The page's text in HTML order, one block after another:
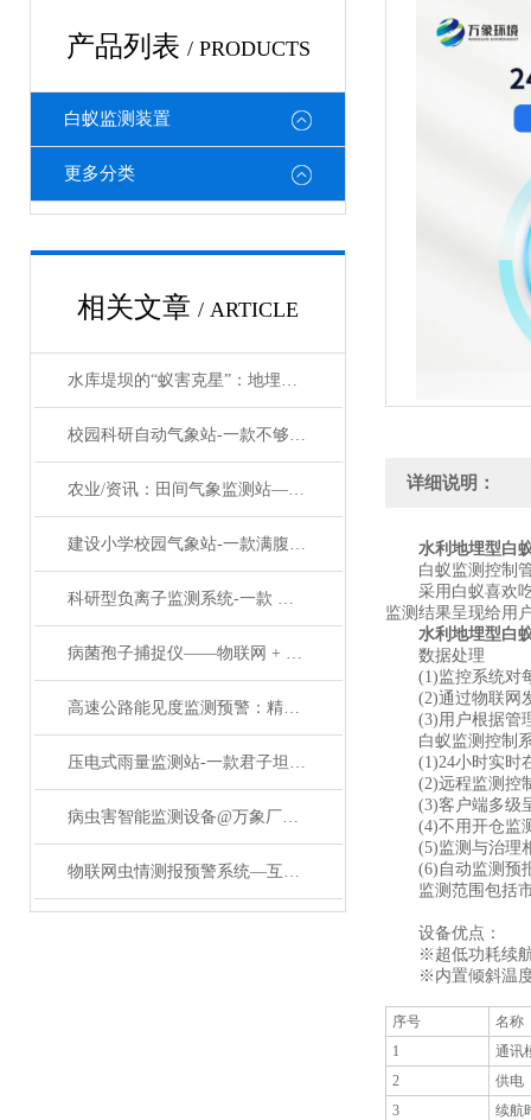
产品列表 / PRODUCTS
白蚁监测装置
更多分类
相关文章 / ARTICLE
水库堤坝的“蚁害克星”：地埋型白蚁监测设备
校园科研自动气象站-一款不够卖的校园气象站常用的仪器#2023已更新
农业/资讯：田间气象监测站——小型气象环境监测站#2024(万象推送)
建设小学校园气象站-一款满腹经纶的学校教学气象站设备#2023已更新
科研型负离子监测系统-一款 时光荏苒的负氧离子监测系统#2022已更新
病菌孢子捕捉仪——物联网 + 孢子捕捉分析系统：打造农业病害监测闭环
高速公路能见度监测预警：精准识别，守护路网通行安全
压电式雨量监测站-一款君子坦荡荡的雨量监测系统#2023已更新
病虫害智能监测设备@万象厂家发布价格表#沙尘资讯
物联网虫情测报预警系统—互联万物，智控虫情：林业虫情监测系统的使命担当
详细说明：
水利地埋型白
白蚁监测控制管
采用白蚁喜欢吃
监测结果呈现给用
水利地埋型白
数据处理
(1)监控系统对每
(2)通过物联网
(3)用户根据管
白蚁监测控制系
(1)24小时实时在
(2)远程监测控制
(3)客户端多级呈
(4)不用开仓监测
(5)监测与治理相
(6)自动监测预报
监测范围包括市
设备优点：
※超低功耗续航
※内置倾斜温度
序号
名称
1
通讯
2
供电
3
续航